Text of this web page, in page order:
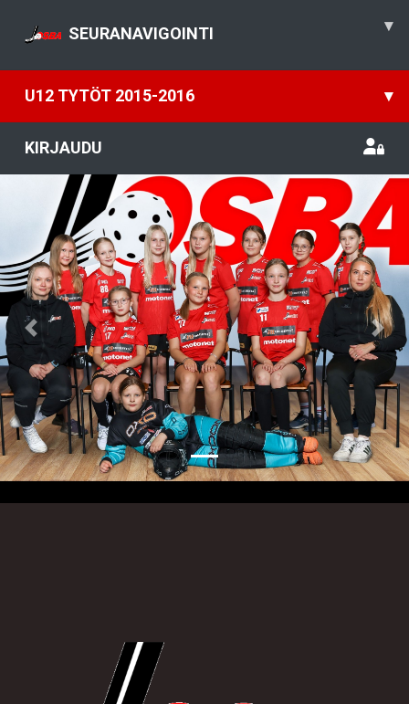
SEURANAVIGOINTI ▾
U12 TYTÖT 2015-2016 ▾
KIRJAUDU
Previous